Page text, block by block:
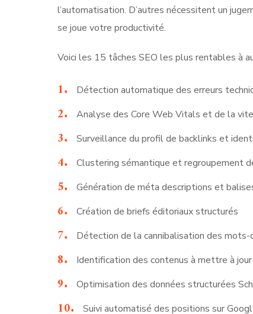
l’automatisation. D’autres nécessitent un
se joue votre productivité.
Voici les 15 tâches SEO les plus rentables à
Détection automatique des erreurs
Analyse des Core Web Vitals et de la
Surveillance du profil de backlinks et
Clustering sémantique et regroupement
Génération de méta descriptions et
Création de briefs éditoriaux structurés
Détection de la cannibalisation des mots-
Identification des contenus à mettre à
Optimisation des données structurées
Suivi automatisé des positions sur